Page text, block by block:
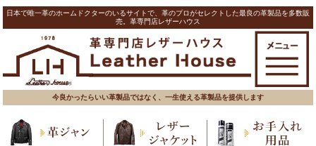
日本で唯一革のホームドクターのいるサイトで、革のプロがセレクトした最良の革製品を多数販
売。革専門店レザーハウス
今良かったらいい革製品ではなく、一生使える革製品を提供します